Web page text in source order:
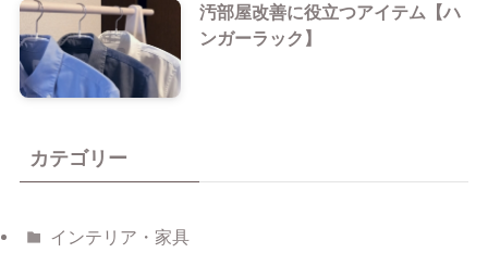
汚部屋改善に役立つアイテム【ハ
ンガーラック】
カテゴリー
インテリア・家具